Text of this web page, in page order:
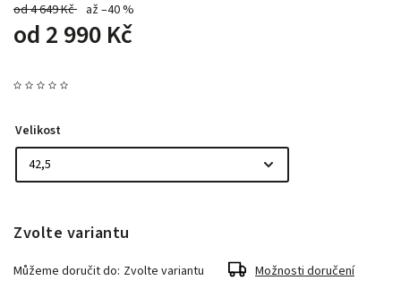
od 4 649 Kč až –40 %
od 2 990 Kč
Velikost
Zvolte variantu
Můžeme doručit do: Zvolte variantu Možnosti doručení